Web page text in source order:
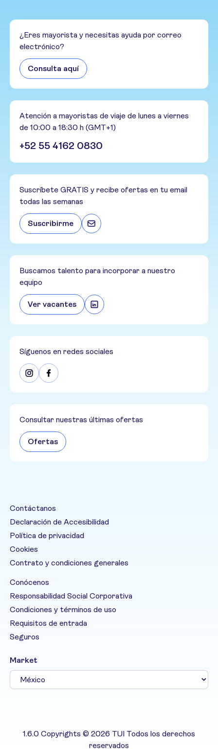
¿Eres mayorista y necesitas ayuda por correo
electrónico?
Consulta aquí
Atención a mayoristas de viaje de lunes a viernes
de 10:00 a 18:30 h (GMT+1)
+52 55 4162 0830
Suscríbete GRATIS y recibe ofertas en tu email
todas las semanas
Suscribirme
Buscamos talento para incorporar a nuestro
equipo
Ver vacantes
Síguenos en redes sociales
Consultar nuestras últimas ofertas
Ofertas
Contáctanos
Declaración de Accesibilidad
Política de privacidad
Cookies
Contrato y condiciones generales
Conócenos
Responsabilidad Social Corporativa
Condiciones y términos de uso
Requisitos de entrada
Seguros
Market
1.6.0 Copyrights © 2026 TUI Todos los derechos
reservados